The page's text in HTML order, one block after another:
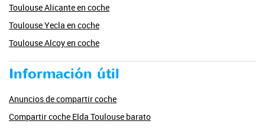
Toulouse Alicante en coche
Toulouse Yecla en coche
Toulouse Alcoy en coche
Información útil
Anuncios de compartir coche
Compartir coche Elda Toulouse barato